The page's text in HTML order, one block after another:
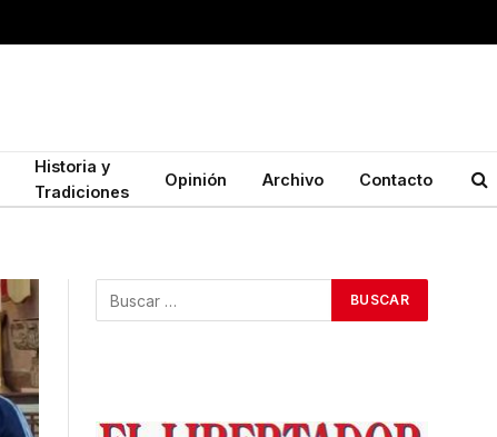
Historia y
Tradiciones
Opinión Archivo Contacto